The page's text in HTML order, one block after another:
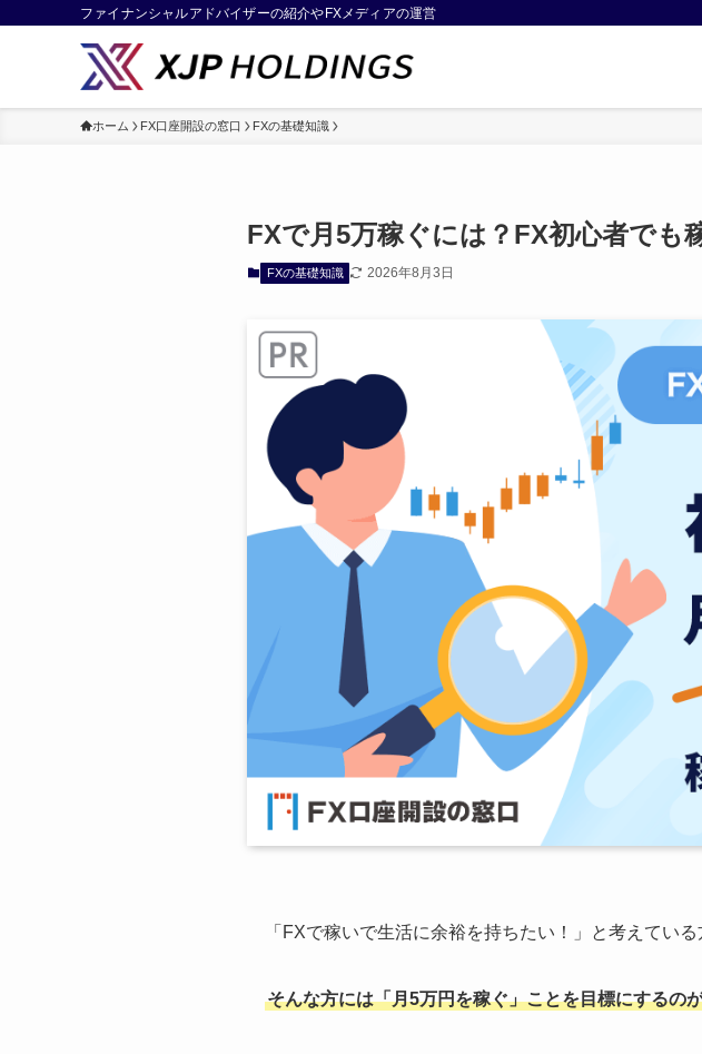
ファイナンシャルアドバイザーの紹介やFXメディアの運営
ホーム FX口座開設の窓口 FXの基礎知識
FXで月5万稼ぐには？FX初心者で
FXの基礎知識 2026年8月3日
「FXで稼いで生活に余裕を持ちたい！」と考えてい
そんな方には「月5万円を稼ぐ」ことを目標にするの